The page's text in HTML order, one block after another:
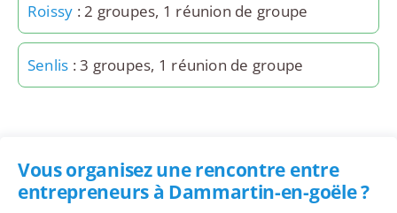
Roissy : 2 groupes, 1 réunion de groupe
Senlis : 3 groupes, 1 réunion de groupe
Vous organisez une rencontre entre
entrepreneurs à Dammartin-en-goële ?